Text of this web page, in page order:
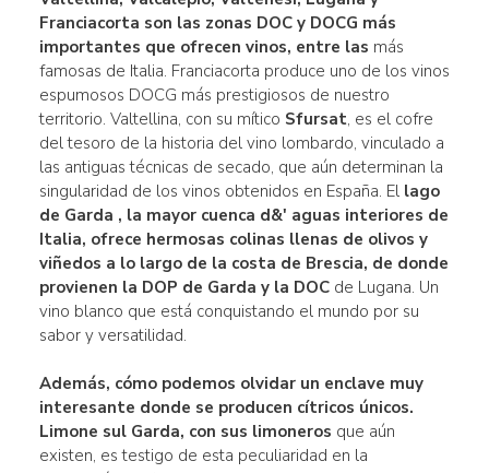
Franciacorta son las zonas DOCy DOCG más
importantes que ofrecen vinos, entre las más
famosas de Italia. Franciacorta produce uno de los vinos
espumosos DOCG más prestigiosos de nuestro
territorio. Valtellina, con su mítico Sfursat, es el cofre
del tesoro de la historia del vino lombardo, vinculado a
las antiguas técnicas de secado, que aún determinan la
singularidad de los vinos obtenidos en España. El lago
de Garda , la mayor cuenca d&' aguas interiores de
Italia, ofrece hermosas colinas llenas de olivos y
viñedos a lo largo de la costa de Brescia, de donde
provienen la DOP de Garda y la DOCde Lugana. Un
vino blanco que está conquistando el mundo por su
sabor y versatilidad.
Además, cómo podemos olvidar un enclave muy
interesante donde se producen cítricos únicos.
Limone sul Garda, con sus limoneros que aún
existen, es testigo de esta peculiaridad en la